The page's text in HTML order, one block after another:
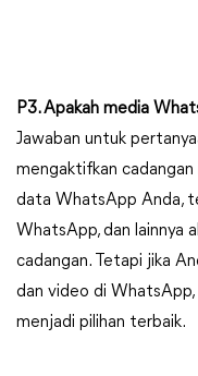
P3. Apakah media
Jawaban untuk
mengaktifkan
data WhatsApp Anda,
WhatsApp, dan lainnya
cadangan. Tetapi jika
dan video di
menjadi pilihan terbaik.